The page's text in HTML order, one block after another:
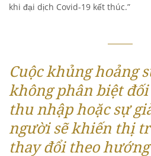
khi đại dịch Covid-19 kết thúc.”
Cuộc khủng hoảng
không phân biệt
thu nhập hoặc sự
người sẽ khiến thị
thay đổi theo